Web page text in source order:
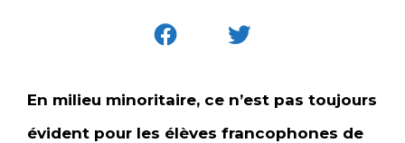
En milieu minoritaire, ce n’est pas toujours
évident pour les élèves francophones de